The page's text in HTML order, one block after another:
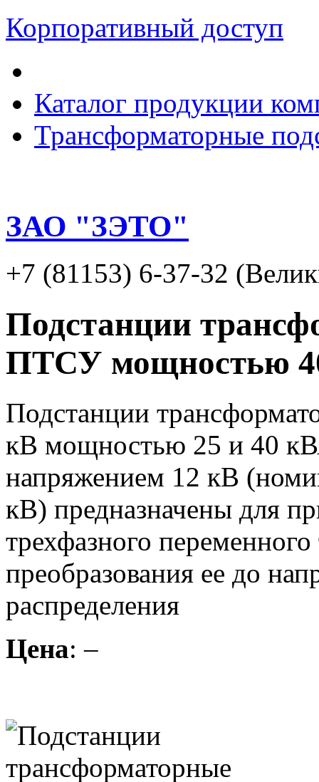
Корпоративный доступ
Каталог продукции
Трансформаторные
ЗАО "ЗЭТО"
+7 (81153) 6-37-32
Подстанции
ПТСУ мощностью
Подстанции
кВ мощностью 25 и 40
напряжением 12 кВ
кВ) предназначены для
трехфазного
преобразования ее до
распределения
Цена: –